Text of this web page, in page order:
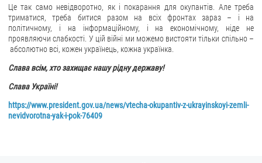
Це так само невідворотно, як і покарання для окупантів. Але треба
триматися, треба битися разом на всіх фронтах зараз – і на
політичному, і на інформаційному, і на економічному, ніде не
проявляючи слабкості. У цій війні ми можемо вистояти тільки спільно –
абсолютно всі, кожен українець, кожна українка.
Слава всім, хто захищає нашу рідну державу!
Слава Україні!
https://www.president.gov.ua/news/vtecha-okupantiv-z-ukrayinskoyi-zemli-
nevidvorotna-yak-i-pok-76409